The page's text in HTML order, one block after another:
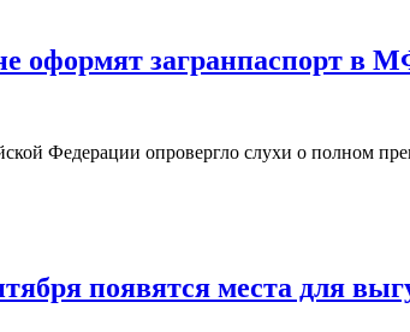
оформят загранпаспорт в
Федерации опровергло слухи о полном
появятся места для